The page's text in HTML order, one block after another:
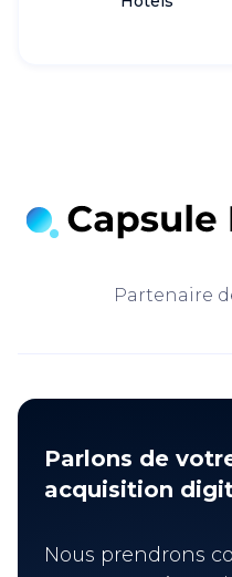
Partenaire
Parlons de
acquisition
Nous prendrons